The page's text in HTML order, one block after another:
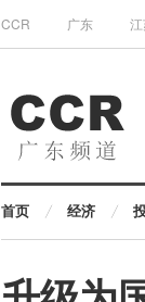
CCR 广东
首页 经济